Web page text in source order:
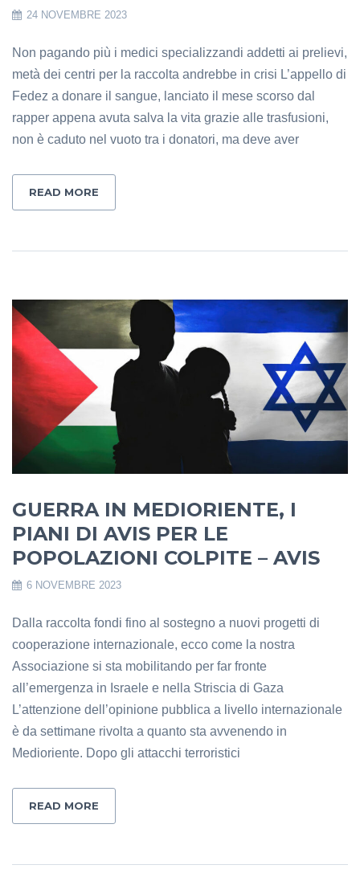
24 NOVEMBRE 2023
Non pagando più i medici specializzandi addetti ai prelievi,
metà dei centri per la raccolta andrebbe in crisi L’appello di
Fedez a donare il sangue, lanciato il mese scorso dal
rapper appena avuta salva la vita grazie alle trasfusioni,
non è caduto nel vuoto tra i donatori, ma deve aver
READ MORE
GUERRA IN MEDIORIENTE, I
PIANI DI AVIS PER LE
POPOLAZIONI COLPITE – AVIS
6 NOVEMBRE 2023
Dalla raccolta fondi fino al sostegno a nuovi progetti di
cooperazione internazionale, ecco come la nostra
Associazione si sta mobilitando per far fronte
all’emergenza in Israele e nella Striscia di Gaza
L’attenzione dell’opinione pubblica a livello internazionale
è da settimane rivolta a quanto sta avvenendo in
Medioriente. Dopo gli attacchi terroristici
READ MORE